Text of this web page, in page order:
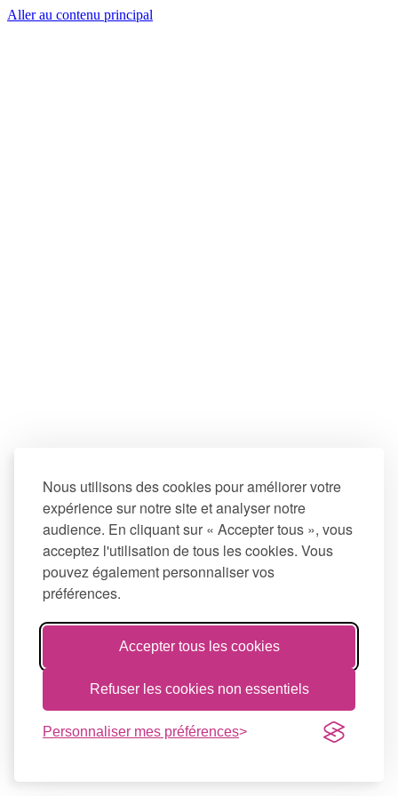
Nous utilisons des cookies pour améliorer votre
expérience sur notre site et analyser notre
audience. En cliquant sur « Accepter tous », vous
acceptez l'utilisation de tous les cookies. Vous
pouvez également personnaliser vos
préférences.
Accepter tous les cookies
Refuser les cookies non essentiels
Personnaliser mes préférences
Aller au contenu principal